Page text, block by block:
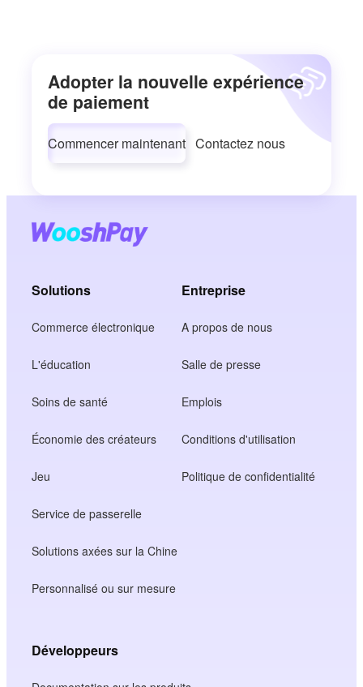
Adopter la nouvelle expérience
de paiement
Commencer maintenant Contactez nous
Solutions
Commerce électronique
L'éducation
Soins de santé
Économie des créateurs
Jeu
Service de passerelle
Solutions axées sur la Chine
Personnalisé ou sur mesure
Entreprise
A propos de nous
Salle de presse
Emplois
Conditions d'utilisation
Politique de confidentialité
Développeurs